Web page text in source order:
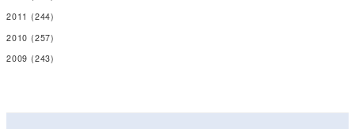
2011 (244)
2010 (257)
2009 (243)